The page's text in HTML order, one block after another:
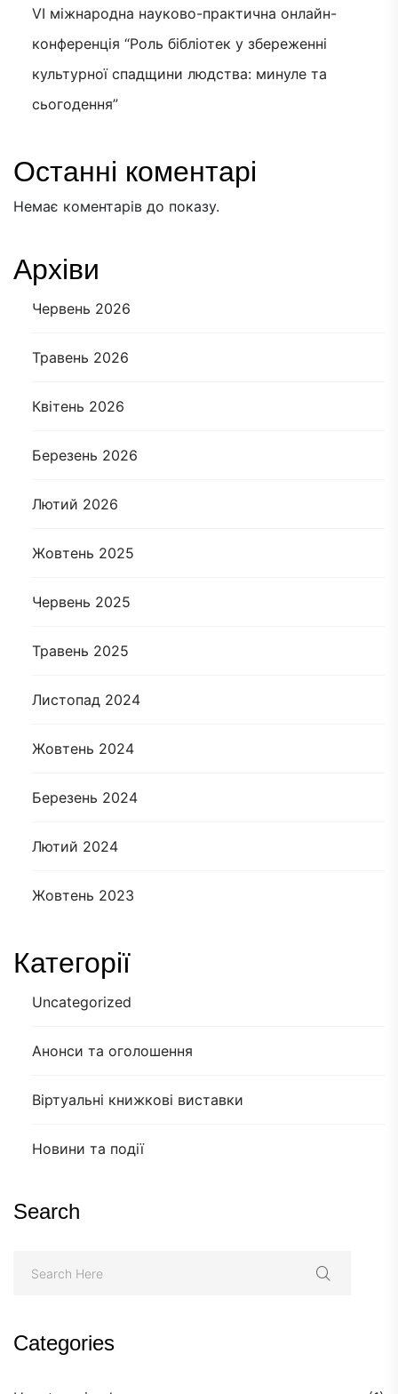
VI міжнародна науково-практична онлайн-
конференція “Роль бібліотек у збереженні
культурної спадщини людства: минуле та
сьогодення”
Останні коментарі
Немає коментарів до показу.
Архіви
Червень 2026
Травень 2026
Квітень 2026
Березень 2026
Лютий 2026
Жовтень 2025
Червень 2025
Травень 2025
Листопад 2024
Жовтень 2024
Березень 2024
Лютий 2024
Жовтень 2023
Категорії
Uncategorized
Анонси та оголошення
Віртуальні книжкові виставки
Новини та події
Search
Categories